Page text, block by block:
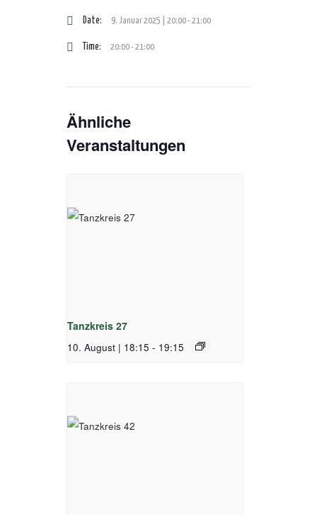
Date: 9. Januar 2025 | 20:00-21:00
Time: 20:00 - 21:00
Ähnliche
Veranstaltungen
Tanzkreis 27
10. August | 18:15 - 19:15